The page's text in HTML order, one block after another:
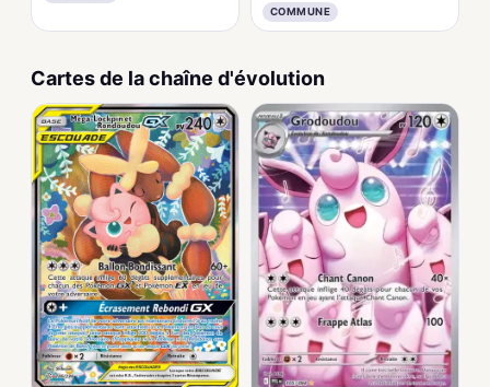
COMMUNE
Cartes de la chaîne d'évolution